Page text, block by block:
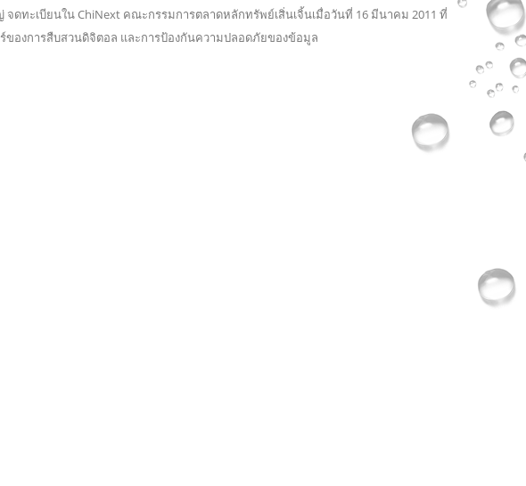
ดทะเบียนใน ChiNext คณะกรรมการตลาดหลักทรัพย์เสิ่นเจิ้นเมื่อวันที่ 16 มีนาคม 2011 ที่
องการสืบสวนดิจิตอล และการป้องกันความปลอดภัยของข้อมูล